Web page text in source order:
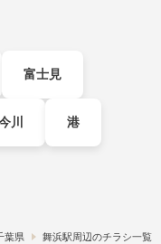
富士見
川 港
葉県 舞浜駅周辺のチラシ一覧